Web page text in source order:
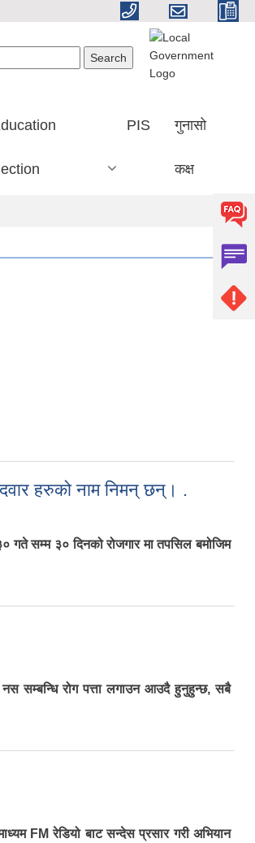
PIS गुनासो
कक्ष
हरुको नाम निमन् छन्। .
गते सम्म ३० दिनको रोजगार मा तपसिल बमोजिम
सम्बन्धि रोग पत्ता लगाउन आउदै हुनुहुन्छ, सबै
FM रेडियो बाट सन्देस प्रसार गरी अभियान